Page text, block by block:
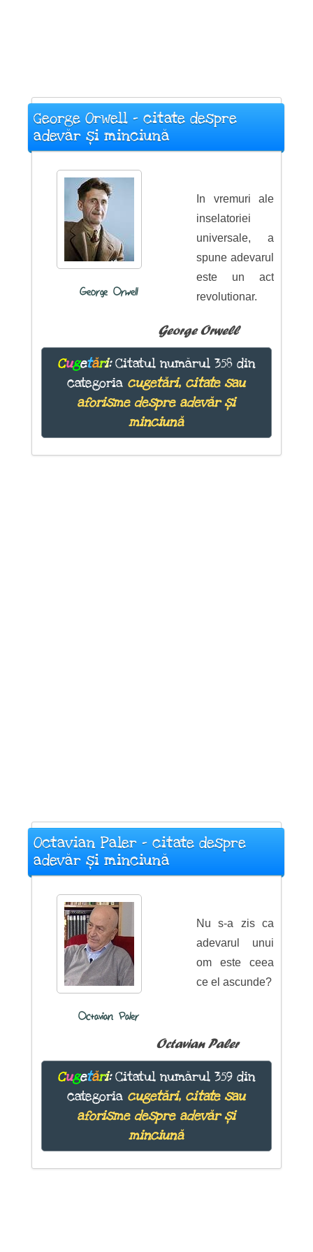
George Orwell - citate despre
adevăr și minciună
George Orwell
In vremuri ale
inselatoriei
universale, a
spune adevarul
este un act
revolutionar.
George Orwell
Cugetări:Citatul numărul 358 din
categoria cugetări, citate sau
aforisme despre adevăr și
minciună
Octavian Paler - citate despre
adevăr și minciună
Octavian Paler
Nu s-a zis ca
adevarul unui
om este ceea
ce el ascunde?
Octavian Paler
Cugetări:Citatul numărul 359 din
categoria cugetări, citate sau
aforisme despre adevăr și
minciună